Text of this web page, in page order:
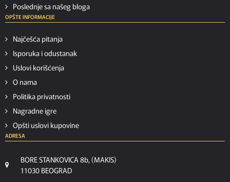
Poslednje sa našeg bloga
OPŠTE INFORMACIJE
Najčešća pitanja
Isporuka i odustanak
Uslovi korišćenja
O nama
Politika privatnosti
Nagradne igre
Opšti uslovi kupovine
ADRESA
BORE STANKOVICA 8b, (MAKIS)
11030 BEOGRAD